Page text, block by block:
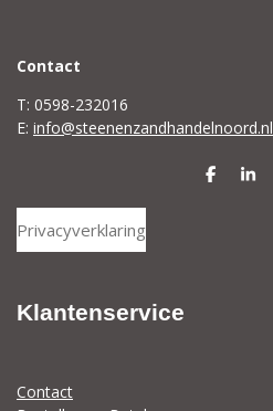
Contact
T: 0598-232016
E: info@steenenzandhandelnoord.nl
D
S
Privacyverklaring
Klantenservice
Contact